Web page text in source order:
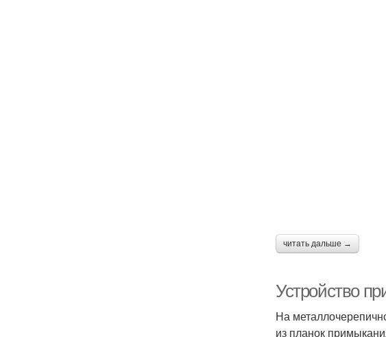
читать дальше →
Устройство
На
из планок